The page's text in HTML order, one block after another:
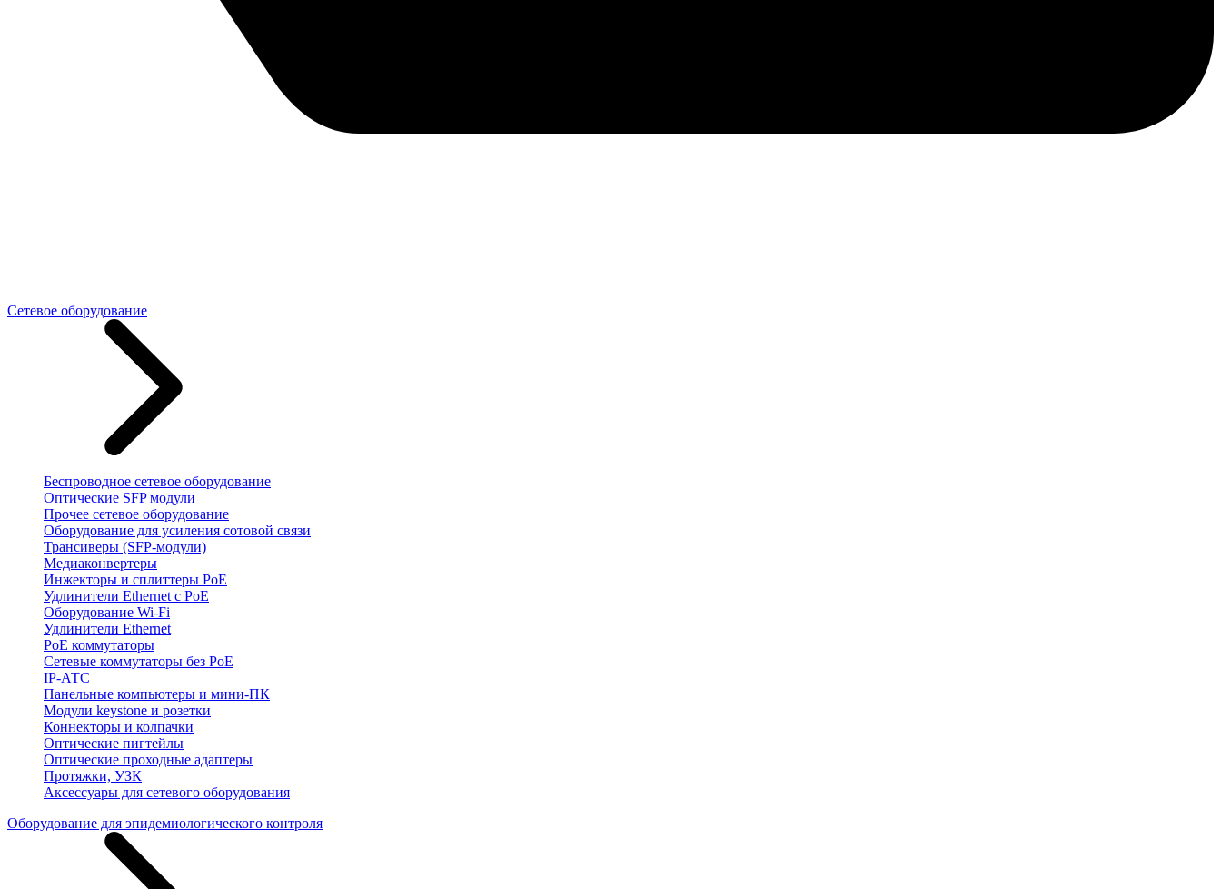
Сетевое оборудование
Беспроводное сетевое оборудование
Оптические SFP модули
Прочее сетевое оборудование
Оборудование для усиления сотовой связи
Трансиверы (SFP-модули)
Медиаконвертеры
Инжекторы и сплиттеры PoE
Удлинители Ethernet с PoE
Оборудование Wi-Fi
Удлинители Ethernet
PoE коммутаторы
Сетевые коммутаторы без PoE
IP-АТС
Панельные компьютеры и мини-ПК
Модули keystone и розетки
Коннекторы и колпачки
Оптические пигтейлы
Оптические проходные адаптеры
Протяжки, УЗК
Аксессуары для сетевого оборудования
Оборудование для эпидемиологического контроля